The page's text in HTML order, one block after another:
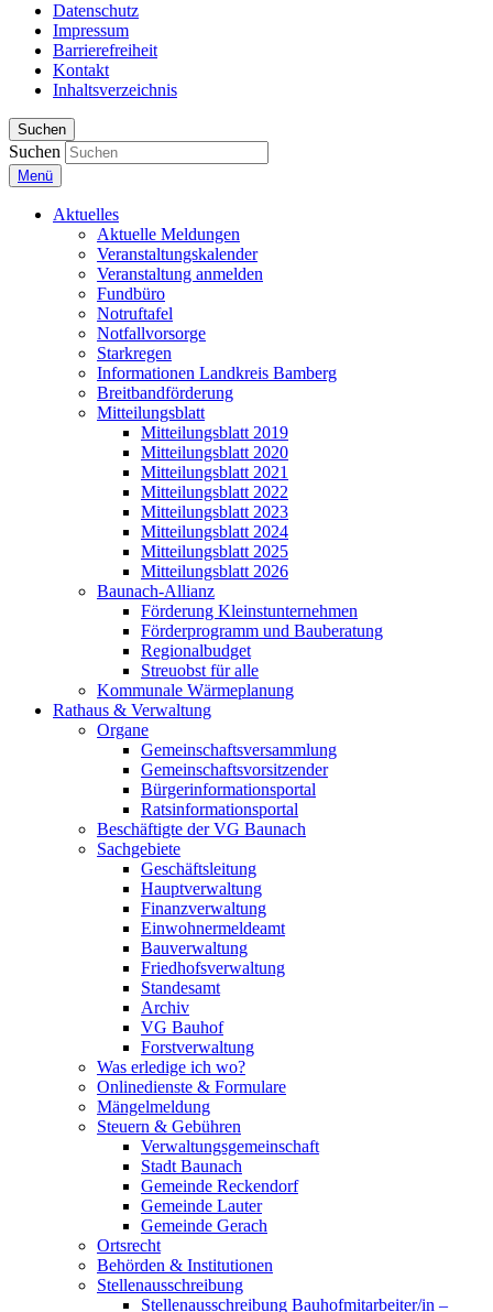
Datenschutz
Impressum
Barrierefreiheit
Kontakt
Inhaltsverzeichnis
Suchen
Suchen
Menü
Aktuelles
Aktuelle Meldungen
Veranstaltungskalender
Veranstaltung anmelden
Fundbüro
Notruftafel
Notfallvorsorge
Starkregen
Informationen Landkreis Bamberg
Breitbandförderung
Mitteilungsblatt
Mitteilungsblatt 2019
Mitteilungsblatt 2020
Mitteilungsblatt 2021
Mitteilungsblatt 2022
Mitteilungsblatt 2023
Mitteilungsblatt 2024
Mitteilungsblatt 2025
Mitteilungsblatt 2026
Baunach-Allianz
Förderung Kleinstunternehmen
Förderprogramm und Bauberatung
Regionalbudget
Streuobst für alle
Kommunale Wärmeplanung
Rathaus & Verwaltung
Organe
Gemeinschaftsversammlung
Gemeinschaftsvorsitzender
Bürgerinformationsportal
Ratsinformationsportal
Beschäftigte der VG Baunach
Sachgebiete
Geschäftsleitung
Hauptverwaltung
Finanzverwaltung
Einwohnermeldeamt
Bauverwaltung
Friedhofsverwaltung
Standesamt
Archiv
VG Bauhof
Forstverwaltung
Was erledige ich wo?
Onlinedienste & Formulare
Mängelmeldung
Steuern & Gebühren
Verwaltungsgemeinschaft
Stadt Baunach
Gemeinde Reckendorf
Gemeinde Lauter
Gemeinde Gerach
Ortsrecht
Behörden & Institutionen
Stellenausschreibung
Stellenausschreibung Bauhofmitarbeiter/in –